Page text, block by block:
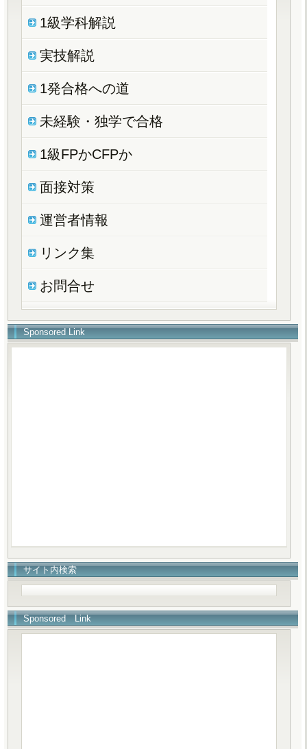
1級学科解説
実技解説
1発合格への道
未経験・独学で合格
1級FPかCFPか
面接対策
運営者情報
リンク集
お問合せ
Sponsored Link
サイト内検索
Sponsored Link